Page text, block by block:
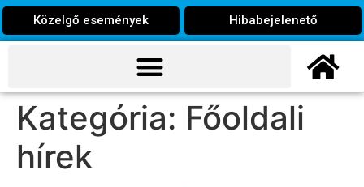
Közelgő események Hibabejelenető
Kategória: Főoldali
hírek